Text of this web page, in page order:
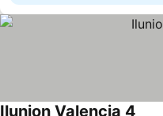
Ilunion Valencia 4